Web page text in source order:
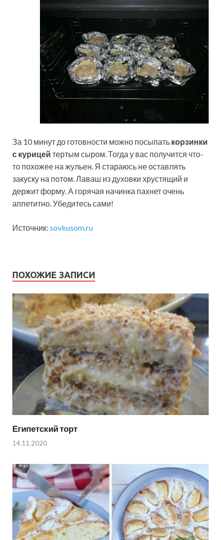
За 10 минут до готовности можно посыпать корзинки
с курицей тертым сыром. Тогда у вас получится что-
то похожее на жульен. Я стараюсь не оставлять
закуску на потом. Лаваш из духовки хрустящий и
держит форму. А горячая начинка пахнет очень
аппетитно. Убедитесь сами!
Источник: sovkusom.ru
ПОХОЖИЕ ЗАПИСИ
Египетский торт
14.11.2020